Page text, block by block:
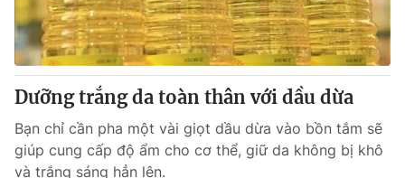
Dưỡng trắng da toàn thân với dầu dừa
Bạn chỉ cần pha một vài giọt dầu dừa vào bồn tắm sẽ
giúp cung cấp độ ẩm cho cơ thể, giữ da không bị khô
và trắng sáng hẳn lên.